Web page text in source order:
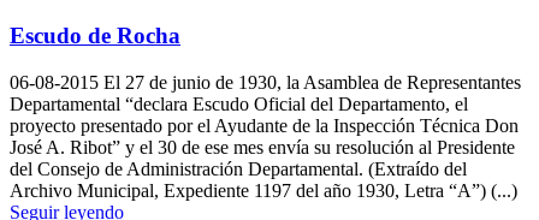
Escudo de Rocha
06-08-2015 El 27 de junio de 1930, la Asamblea de Representantes
Departamental “declara Escudo Oficial del Departamento, el
proyecto presentado por el Ayudante de la Inspección Técnica Don
José A. Ribot” y el 30 de ese mes envía su resolución al Presidente
del Consejo de Administración Departamental. (Extraído del
Archivo Municipal, Expediente 1197 del año 1930, Letra “A”) (...)
Seguir leyendo